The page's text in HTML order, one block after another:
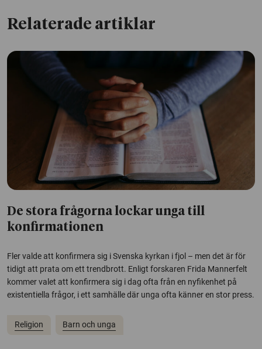
Relaterade artiklar
De stora frågorna lockar unga till
konfirmationen
Fler valde att konfirmera sig i Svenska kyrkan i fjol – men det är för
tidigt att prata om ett trendbrott. Enligt forskaren Frida Mannerfelt
kommer valet att konfirmera sig i dag ofta från en nyfikenhet på
existentiella frågor, i ett samhälle där unga ofta känner en stor press.
Religion Barn och unga